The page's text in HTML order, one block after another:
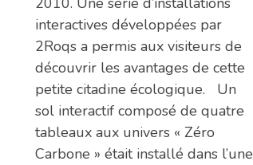
interactives développées par
2Roqs a permis aux visiteurs de
découvrir les avantages de cette
petite citadine écologique. Un
sol interactif composé de quatre
tableaux aux univers « Zéro
Carbone » était installé dans l’une